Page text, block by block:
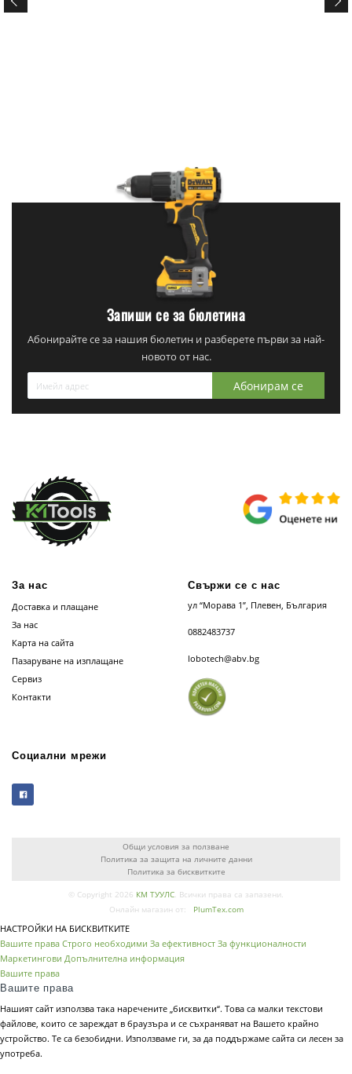
Запиши се за бюлетина
Абонирайте се за нашия бюлетин и разберете първи за най-
новото от нас.
Абонирам се
За нас
Доставка и плащане
За нас
Карта на сайта
Пазаруване на изплащане
Сервиз
Контакти
Свържи се с нас
ул “Морава 1”, Плевен, България
0882483737
lobotech@abv.bg
Социални мрежи
Общи условия за ползване
Политика за защита на личните данни
Политика за бисквитките
© Copyright 2026 КМ ТУУЛС . Всички права са запазени.
Онлайн магазин от:
PlumTex.com
НАСТРОЙКИ НА БИСКВИТКИТЕ
Вашите права Строго необходими За ефективност За функционалности
Маркетингови Допълнителна информация
Вашите права
Вашите права
Нашият сайт използва така наречените „бисквитки“. Това са малки текстови
файлове, които се зареждат в браузъра и се съхраняват на Вашето крайно
устройство. Те са безобидни. Използваме ги, за да поддържаме сайта си лесен за
употреба.